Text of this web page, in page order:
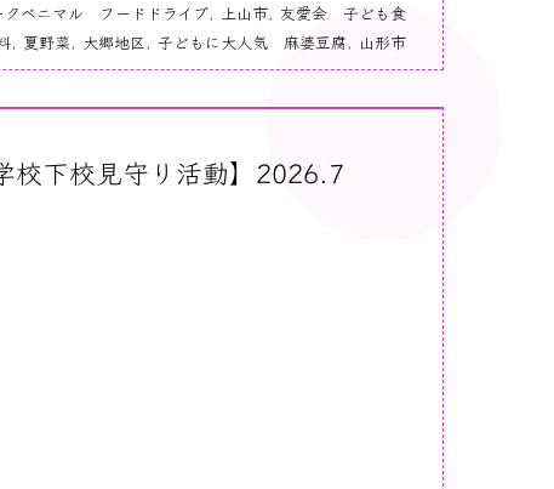
クベニマル フードドライブ, 上山市, 友愛会 子ども食
, 夏野菜, 大郷地区, 子どもに大人気 麻婆豆腐, 山形市
校下校見守り活動】2026.7